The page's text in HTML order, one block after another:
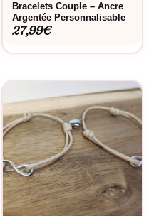
Bracelets Couple – Ancre
Argentée Personnalisable
27,99€